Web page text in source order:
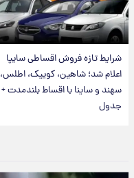
شرایط تازه فروش اقساطی سایپا
اعلام شد؛ شاهین، کوییک، اطلس،
سهند و ساینا با اقساط بلندمدت +
جدول